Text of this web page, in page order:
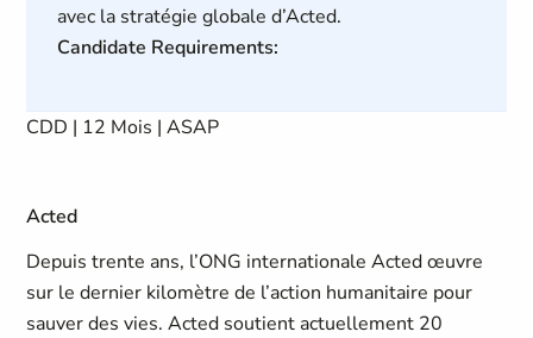
avec la stratégie globale d’Acted.
Candidate Requirements:
CDD | 12 Mois | ASAP
Acted
Depuis trente ans, l’ONG internationale Acted œuvre
sur le dernier kilomètre de l’action humanitaire pour
sauver des vies. Acted soutient actuellement 20